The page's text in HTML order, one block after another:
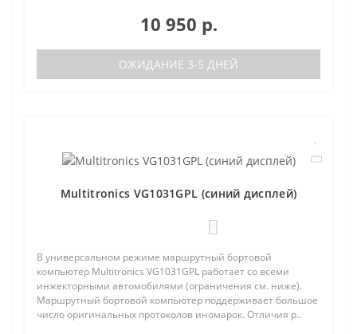
10 950 р.
ОЖИДАНИЕ 3-5 ДНЕЙ
Multitronics VG1031GPL (синий дисплей)
В универсальном режиме маршрутный бортовой
компьютер Multitronics VG1031GPL работает со всеми
инжекторными автомобилями (ограничения см. ниже).
Маршрутный бортовой компьютер поддерживает большое
число оригинальных протоколов иномарок. Отличия р..